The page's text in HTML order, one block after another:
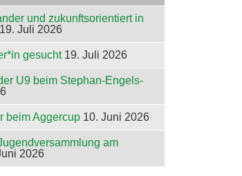
und zukunftsorientiert in
19. Juli 2026
gesucht 19. Juli 2026
U9 beim Stephan-Engels-
beim Aggercup 10. Juni 2026
am
2026